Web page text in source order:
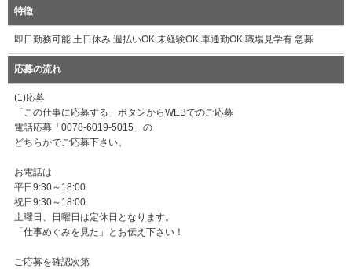
特徴
即日勤務可能 土日休み 週払いOK 未経験OK 車通勤OK 職場見学有 急募
応募の流れ
(1)応募
「この仕事に応募する」ボタンからWEBでのご応募
電話応募「0078-6019-5015」の
どちらかでご応募下さい。
お電話は
平日9:30～18:00
祝日9:30～18:00
土曜日、日曜日は定休日となります。
「仕事めぐみを見た」とお伝え下さい！
ご応募を確認次第